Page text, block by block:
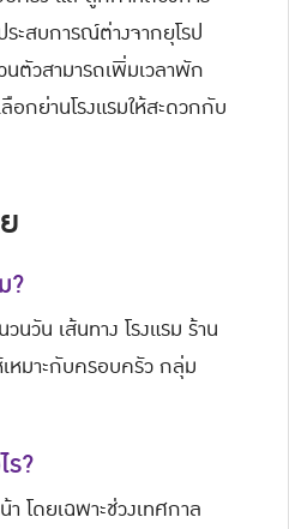
ะสบการณ์ต่างจากยุโรป
ตัวสามารถเพิ่มเวลาพัก
อกย่านโรงแรมให้สะดวกกับ
?
นวัน เส้นทาง โรงแรม ร้าน
เหมาะกับครอบครัว กลุ่ม
ร?
โดยเฉพาะช่วงเทศกาล